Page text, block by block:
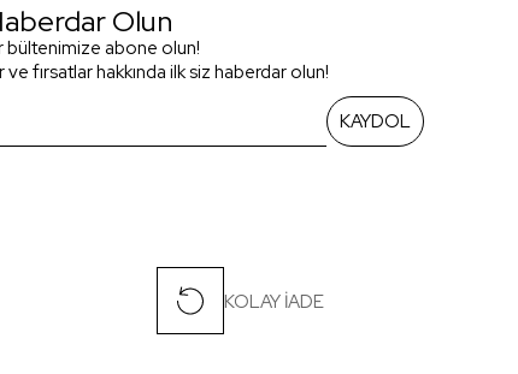
Olun
bültenimize abone olun!
fırsatlar hakkında ilk siz haberdar olun!
KAYDOL
KOLAY İADE